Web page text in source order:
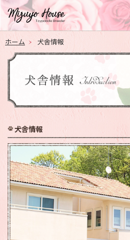
ホーム 犬舎情報
犬舎情報